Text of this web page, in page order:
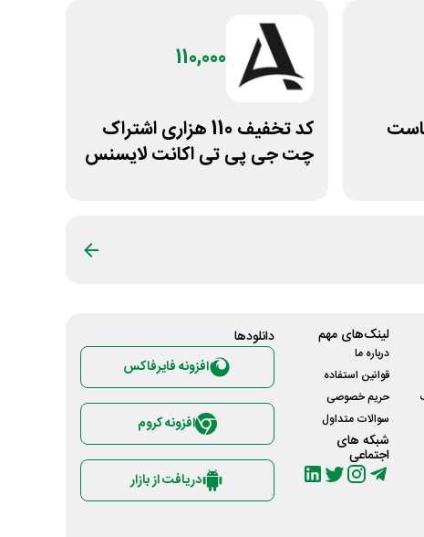
هاست
110,000
کد تخفیف 110 هزاری اشتراک
چت جی پی تی اکانت لایسنس
لینک‌های مهم
درباره ما
قوانین استفاده
حریم خصوصی
سوالات متداول
شبکه های
اجتماعی
دانلود‌ها
افزونه فایرفاکس
افزونه کروم
دریافت از بازار